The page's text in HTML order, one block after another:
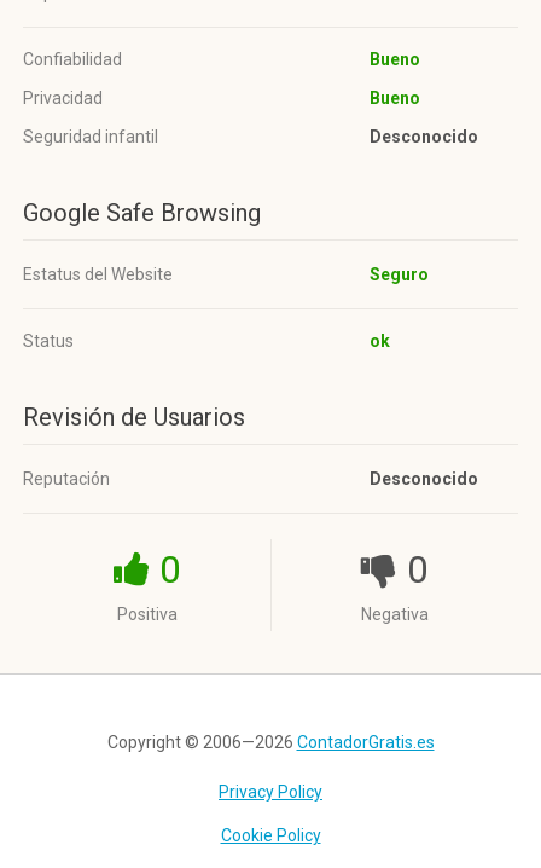
Confiabilidad
Bueno
Privacidad
Bueno
Seguridad infantil
Desconocido
Google Safe Browsing
Estatus del Website Seguro
Status ok
Revisión de Usuarios
Reputación Desconocido
0
Positiva
0
Negativa
Copyright © 2006—2026 ContadorGratis.es
Privacy Policy
Cookie Policy